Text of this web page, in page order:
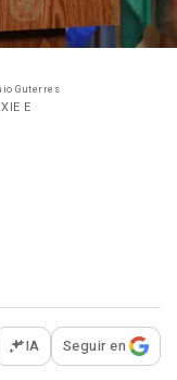
Guterres
E
opciones para
IA Seguir en